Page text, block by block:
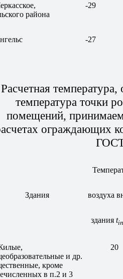
района
-29
-27
Расчетная
температура точки
помещений,
ограждающих
Здания воздуха
здания t
и др.
кроме
в п.2 и 3
20